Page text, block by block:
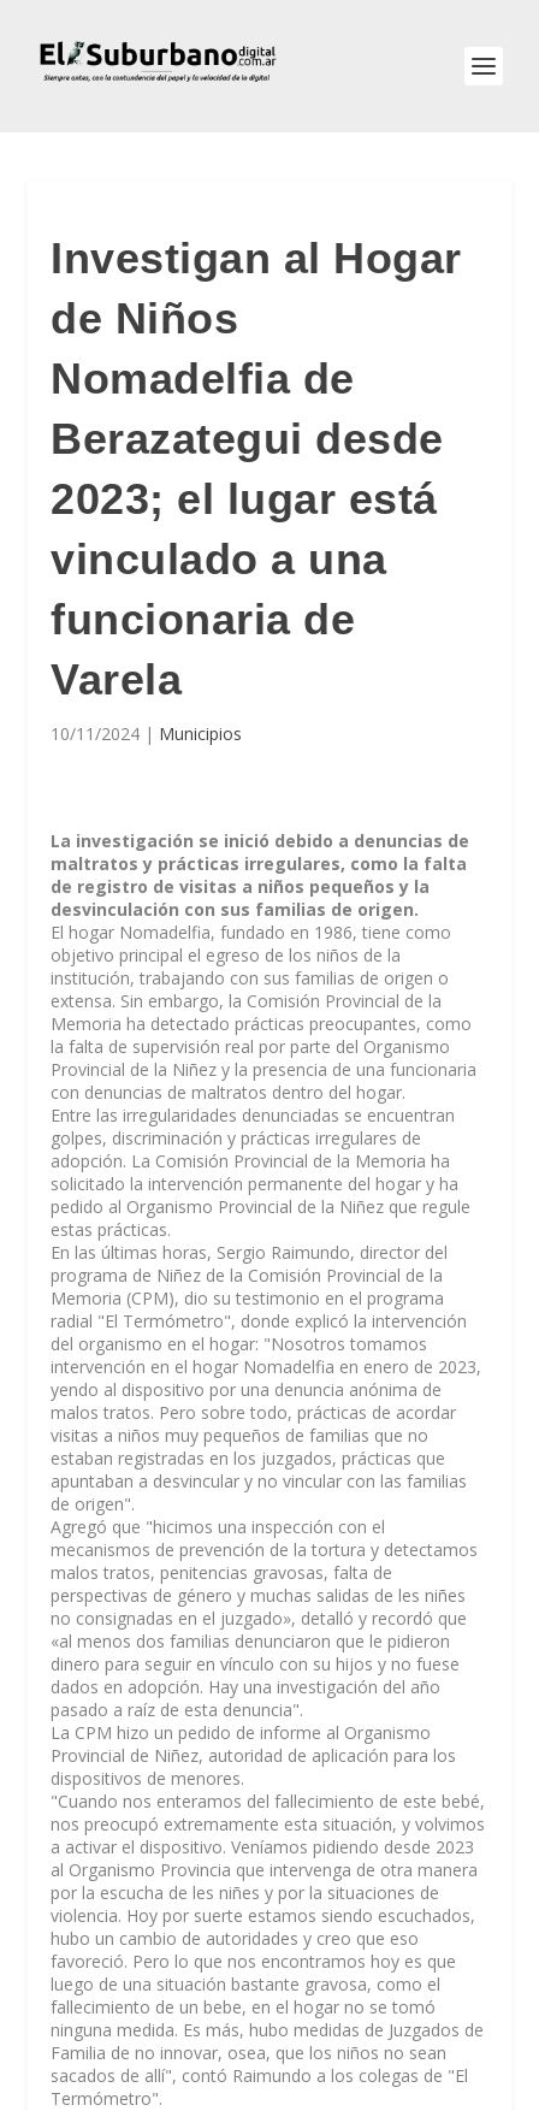
Investigan al Hogar
de Niños
Nomadelfia de
Berazategui desde
2023; el lugar está
vinculado a una
funcionaria de
Varela
10/11/2024 | Municipios
La investigación se inició debido a denuncias de
maltratos y prácticas irregulares, como la falta
de registro de visitas a niños pequeños y la
desvinculación con sus familias de origen.
El hogar Nomadelfia, fundado en 1986, tiene como
objetivo principal el egreso de los niños de la
institución, trabajando con sus familias de origen o
extensa. Sin embargo, la Comisión Provincial de la
Memoria ha detectado prácticas preocupantes, como
la falta de supervisión real por parte del Organismo
Provincial de la Niñez y la presencia de una funcionaria
con denuncias de maltratos dentro del hogar.
Entre las irregularidades denunciadas se encuentran
golpes, discriminación y prácticas irregulares de
adopción. La Comisión Provincial de la Memoria ha
solicitado la intervención permanente del hogar y ha
pedido al Organismo Provincial de la Niñez que regule
estas prácticas.
En las últimas horas, Sergio Raimundo, director del
programa de Niñez de la Comisión Provincial de la
Memoria (CPM), dio su testimonio en el programa
radial "El Termómetro", donde explicó la intervención
del organismo en el hogar: "Nosotros tomamos
intervención en el hogar Nomadelfia en enero de 2023,
yendo al dispositivo por una denuncia anónima de
malos tratos. Pero sobre todo, prácticas de acordar
visitas a niños muy pequeños de familias que no
estaban registradas en los juzgados, prácticas que
apuntaban a desvincular y no vincular con las familias
de origen".
Agregó que "hicimos una inspección con el
mecanismos de prevención de la tortura y detectamos
malos tratos, penitencias gravosas, falta de
perspectivas de género y muchas salidas de les niñes
no consignadas en el juzgado», detalló y recordó que
«al menos dos familias denunciaron que le pidieron
dinero para seguir en vínculo con su hijos y no fuese
dados en adopción. Hay una investigación del año
pasado a raíz de esta denuncia".
La CPM hizo un pedido de informe al Organismo
Provincial de Niñez, autoridad de aplicación para los
dispositivos de menores.
"Cuando nos enteramos del fallecimiento de este bebé,
nos preocupó extremamente esta situación, y volvimos
a activar el dispositivo. Veníamos pidiendo desde 2023
al Organismo Provincia que intervenga de otra manera
por la escucha de les niñes y por la situaciones de
violencia. Hoy por suerte estamos siendo escuchados,
hubo un cambio de autoridades y creo que eso
favoreció. Pero lo que nos encontramos hoy es que
luego de una situación bastante gravosa, como el
fallecimiento de un bebe, en el hogar no se tomó
ninguna medida. Es más, hubo medidas de Juzgados de
Familia de no innovar, osea, que los niños no sean
sacados de allí", contó Raimundo a los colegas de "El
Termómetro".